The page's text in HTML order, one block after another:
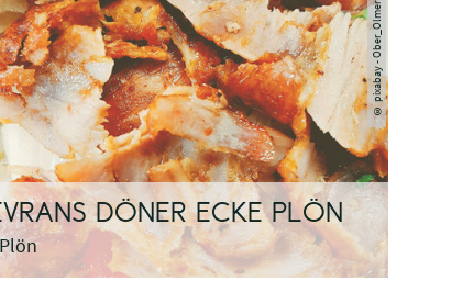
DÖNER ECKE PLÖN
©
pixabay - Ober_Olmer